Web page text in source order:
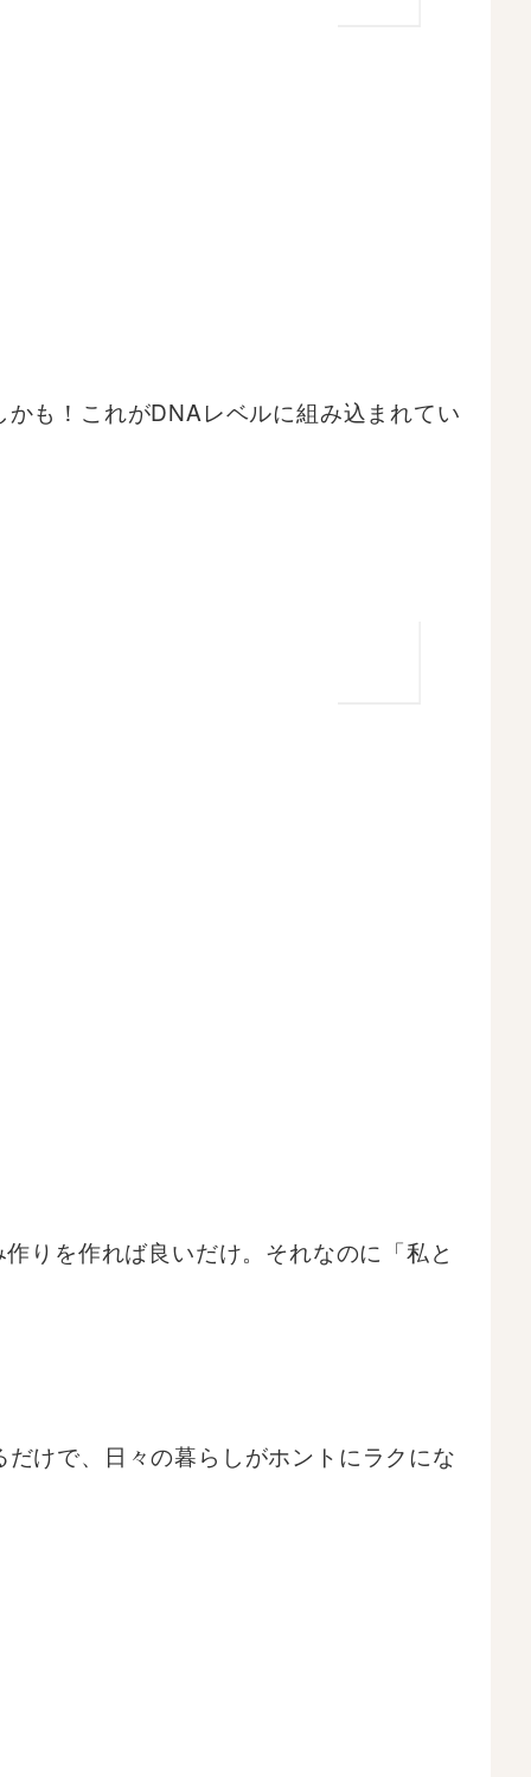
も！これがDNAレベルに組み込まれてい
りを作れば良いだけ。それなのに「私と
けで、日々の暮らしがホントにラクにな